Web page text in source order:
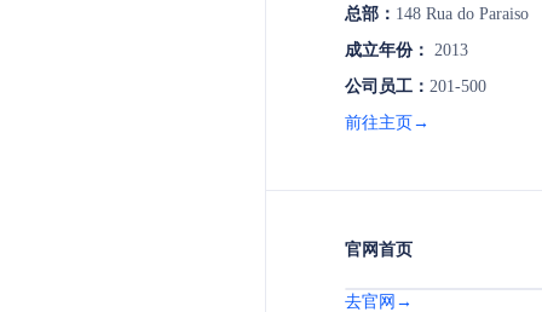
付方式，如Pix、信用卡
并提供API以实现与客户
总部： 148 Rua do Paraiso
成立年份： 2013
公司员工： 201-500
前往主页→
官网首页
去官网→